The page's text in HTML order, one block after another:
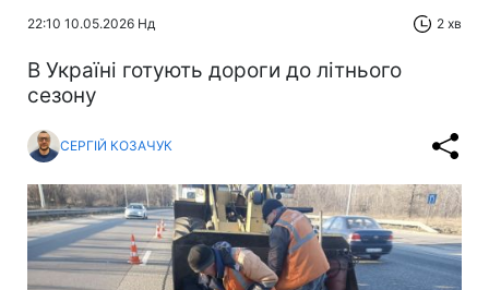
22:10 10.05.2026 Нд 2 хв
В Україні готують дороги до літнього
сезону
СЕРГІЙ КОЗАЧУК